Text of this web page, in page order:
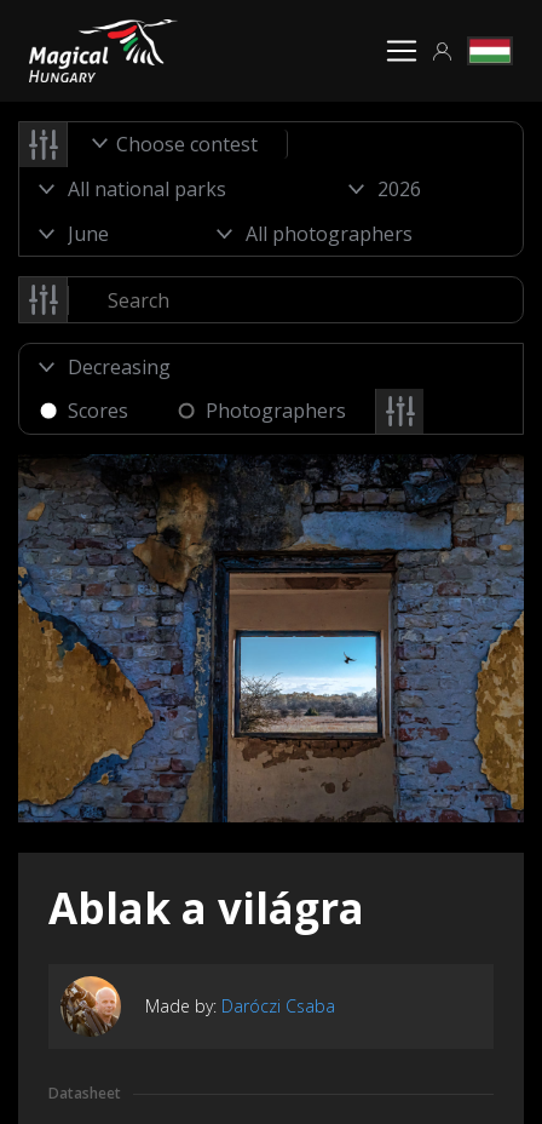
Choose contest
Scores Photographers
Ablak a világra
Made by: Daróczi Csaba
Datasheet